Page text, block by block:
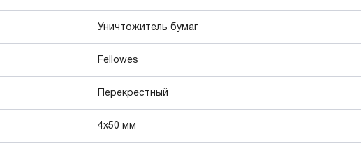
Уничтожитель бумаг
Fellowes
Перекрестный
4x50 мм